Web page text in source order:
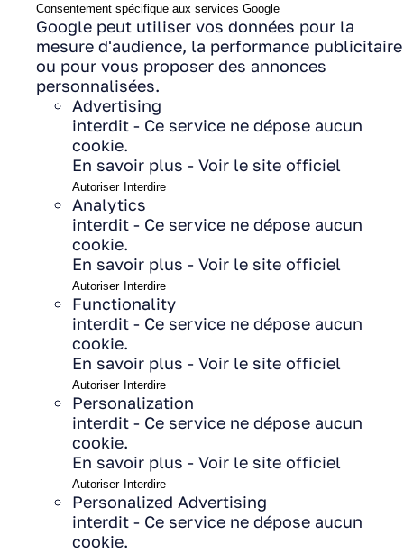
Consentement spécifique aux services Google
Google peut utiliser vos données pour la
mesure d'audience, la performance publicitaire
ou pour vous proposer des annonces
personnalisées.
Advertising
interdit - Ce service ne dépose aucun
cookie.
En savoir plus - Voir le site officiel
Autoriser Interdire
Analytics
interdit - Ce service ne dépose aucun
cookie.
En savoir plus - Voir le site officiel
Autoriser Interdire
Functionality
interdit - Ce service ne dépose aucun
cookie.
En savoir plus - Voir le site officiel
Autoriser Interdire
Personalization
interdit - Ce service ne dépose aucun
cookie.
En savoir plus - Voir le site officiel
Autoriser Interdire
Personalized Advertising
interdit - Ce service ne dépose aucun
cookie.